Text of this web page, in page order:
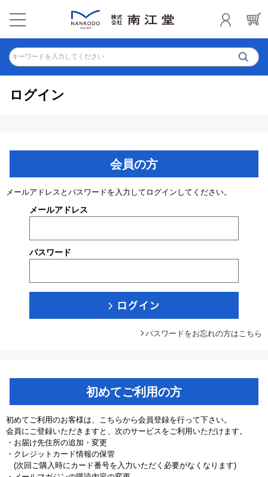
キーワードを入力してください
ログイン
会員の方
メールアドレスとパスワードを入力してログインしてください。
メールアドレス
パスワード
パスワードをお忘れの方はこちら
初めてご利用の方
初めてご利用のお客様は、こちらから会員登録を行って下さい。
会員にご登録いただきますと、次のサービスをご利用いただけます。
・お届け先住所の追加・変更
・クレジットカード情報の保管
(次回ご購入時にカード番号を入力いただく必要がなくなります)